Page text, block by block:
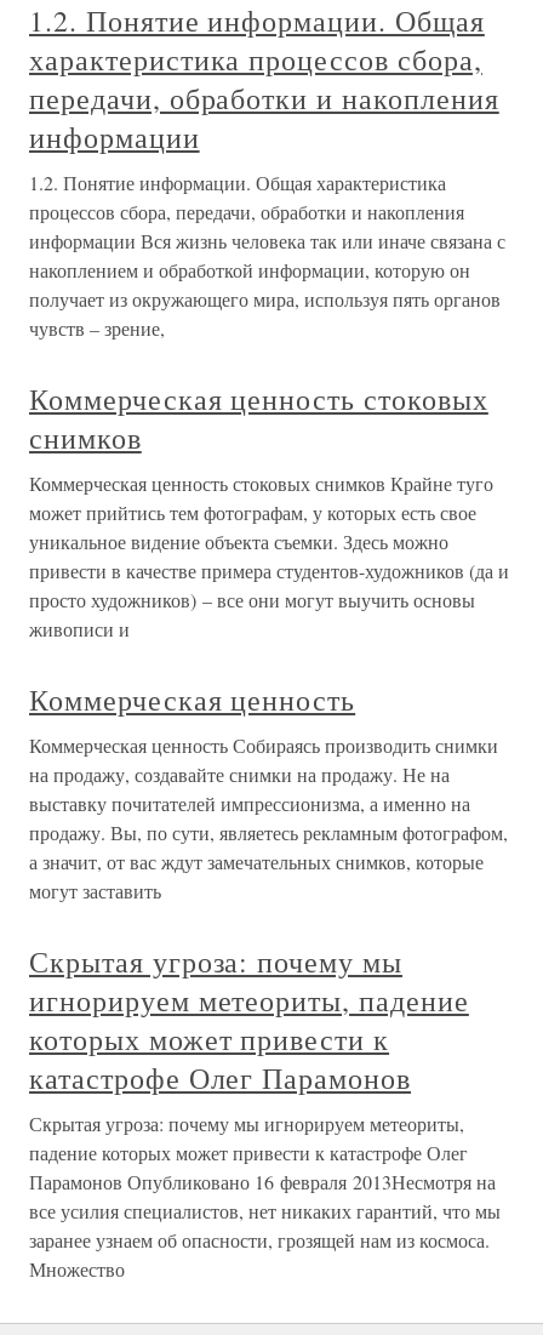
1.2. Понятие информации. Общая
характеристика процессов сбора,
передачи, обработки и накопления
информации
1.2. Понятие информации. Общая характеристика
процессов сбора, передачи, обработки и накопления
информации Вся жизнь человека так или иначе связана с
накоплением и обработкой информации, которую он
получает из окружающего мира, используя пять органов
чувств – зрение,
Коммерческая ценность стоковых
снимков
Коммерческая ценность стоковых снимков Крайне туго
может прийтись тем фотографам, у которых есть свое
уникальное видение объекта съемки. Здесь можно
привести в качестве примера студентов-художников (да и
просто художников) – все они могут выучить основы
живописи и
Коммерческая ценность
Коммерческая ценность Собираясь производить снимки
на продажу, создавайте снимки на продажу. Не на
выставку почитателей импрессионизма, а именно на
продажу. Вы, по сути, являетесь рекламным фотографом,
а значит, от вас ждут замечательных снимков, которые
могут заставить
Скрытая угроза: почему мы
игнорируем метеориты, падение
которых может привести к
катастрофе Олег Парамонов
Скрытая угроза: почему мы игнорируем метеориты,
падение которых может привести к катастрофе Олег
Парамонов Опубликовано 16 февраля 2013Несмотря на
все усилия специалистов, нет никаких гарантий, что мы
заранее узнаем об опасности, грозящей нам из космоса.
Множество